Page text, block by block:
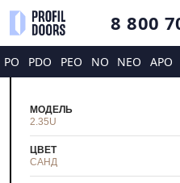
8 800
PO PDO PEO NO NEO APO
МОДЕЛЬ
2.35U
ЦВЕТ
САНД